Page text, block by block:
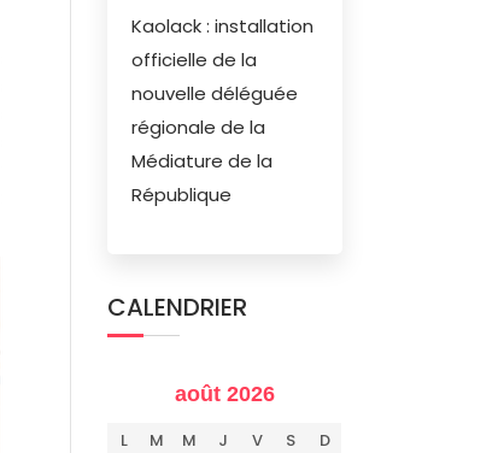
Kaolack : installation
officielle de la
nouvelle déléguée
régionale de la
Médiature de la
République
CALENDRIER
août 2026
L M M J V S D